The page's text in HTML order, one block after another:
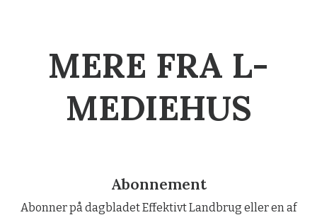
MERE FRA L-
MEDIEHUS
Abonnement
Abonner på dagbladet Effektivt Landbrug eller en af